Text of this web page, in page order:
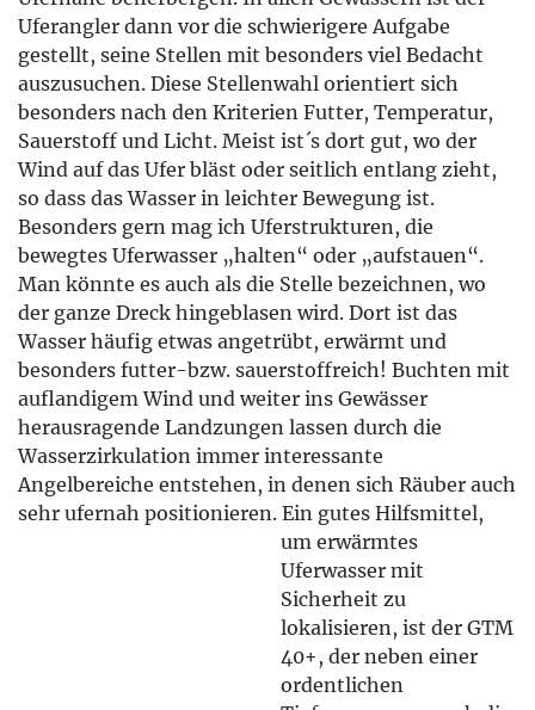
Uferangler dann vor die schwierigere Aufgabe
gestellt, seine Stellen mit besonders viel Bedacht
auszusuchen. Diese Stellenwahl orientiert sich
besonders nach den Kriterien Futter, Temperatur,
Sauerstoff und Licht. Meist ist´s dort gut, wo der
Wind auf das Ufer bläst oder seitlich entlang zieht,
so dass das Wasser in leichter Bewegung ist.
Besonders gern mag ich Uferstrukturen, die
bewegtes Uferwasser „halten“ oder „aufstauen“.
Man könnte es auch als die Stelle bezeichnen, wo
der ganze Dreck hingeblasen wird. Dort ist das
Wasser häufig etwas angetrübt, erwärmt und
besonders futter-bzw. sauerstoffreich! Buchten mit
auflandigem Wind und weiter ins Gewässer
herausragende Landzungen lassen durch die
Wasserzirkulation immer interessante
Angelbereiche entstehen, in denen sich Räuber auch
sehr ufernah positionieren. Ein gutes Hilfsmittel,
um erwärmtes
Uferwasser mit
Sicherheit zu lokalisieren, ist der GTM 40+, der
neben einer ordentlichen Tiefenmessung auch die
Temperaturverteilung erlaubt. Eine große
Bereicherung für unsichere Uferangler ist auch der